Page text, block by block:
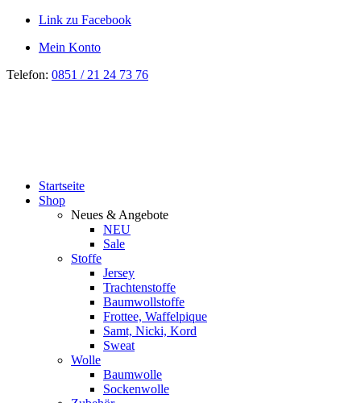
Link zu Facebook
Mein Konto
Telefon: 0851 / 21 24 73 76
Startseite
Shop
Neues & Angebote
NEU
Sale
Stoffe
Jersey
Trachtenstoffe
Baumwollstoffe
Frottee, Waffelpique
Samt, Nicki, Kord
Sweat
Wolle
Baumwolle
Sockenwolle